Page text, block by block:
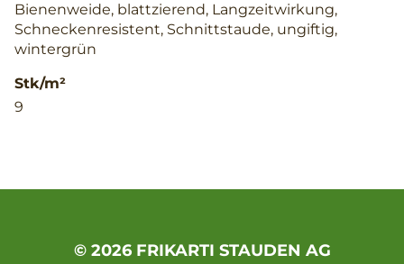
Bienenweide, blattzierend, Langzeitwirkung,
Schneckenresistent, Schnittstaude, ungiftig,
wintergrün
Stk/m²
9
© 2026 FRIKARTI STAUDEN AG